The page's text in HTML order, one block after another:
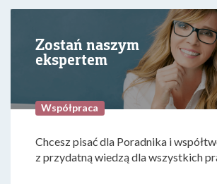
Zostań naszym
ekspertem
Współpraca
Chcesz pisać dla Poradnika i
z przydatną wiedzą dla wszystkich